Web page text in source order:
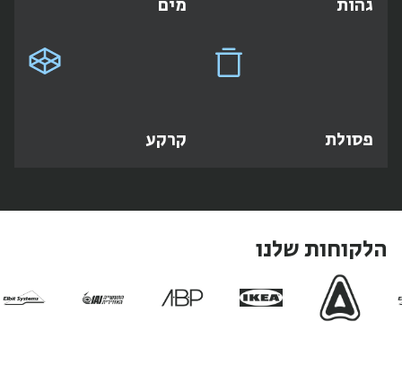
גהות מים
פסולת קרקע
הלקוחות שלנו